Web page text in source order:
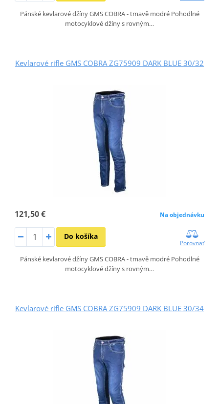
Pánské kevlarové džíny GMS COBRA - tmavě modré Pohodlné
motocyklové džíny s rovným…
Kevlarové rifle GMS COBRA ZG75909 DARK BLUE 30/32
121,50 € Na objednávku
Do košíka
Porovnať
Pánské kevlarové džíny GMS COBRA - tmavě modré Pohodlné
motocyklové džíny s rovným…
Kevlarové rifle GMS COBRA ZG75909 DARK BLUE 30/34